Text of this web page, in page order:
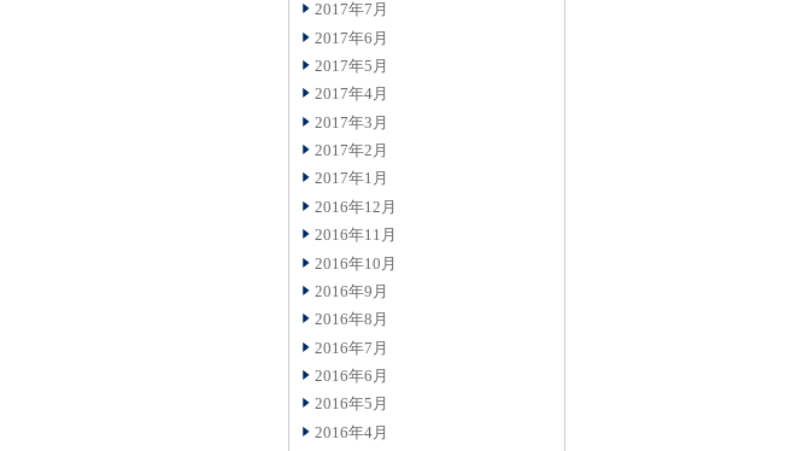
2017年7月
2017年6月
2017年5月
2017年4月
2017年3月
2017年2月
2017年1月
2016年12月
2016年11月
2016年10月
2016年9月
2016年8月
2016年7月
2016年6月
2016年5月
2016年4月